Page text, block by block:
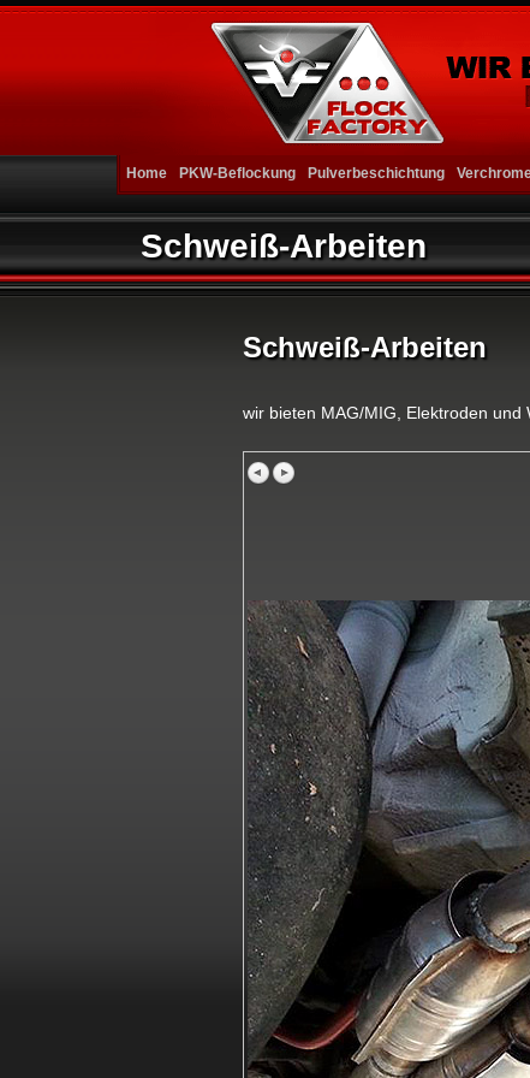
Home PKW-Beflockung Pulverbeschichtung
Schweiß-Arbeiten
Schweiß-Arbeiten
wir bieten MAG/MIG, Elektroden